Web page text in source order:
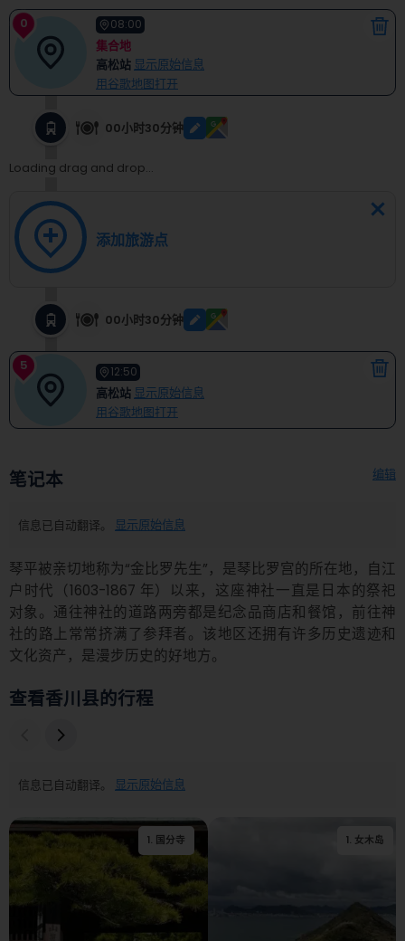
dates.
0 08:00
集合地
高松站 显示原始信息
用谷歌地图打开
00小时30分钟
Loading drag and drop...
添加旅游点
00小时30分钟
5 12:50
高松站 显示原始信息
用谷歌地图打开
笔记本 编辑
信息已自动翻译。 显示原始信息
琴平被亲切地称为“金比罗先生”，是琴比罗宫的所在地，自江
户时代（1603-1867 年）以来，这座神社一直是日本的祭祀
对象。通往神社的道路两旁都是纪念品商店和餐馆，前往神
社的路上常常挤满了参拜者。该地区还拥有许多历史遗迹和
文化资产，是漫步历史的好地方。
查看香川县的行程
信息已自动翻译。 显示原始信息
1. 国分寺 2. 白宝寺
1. 女木岛